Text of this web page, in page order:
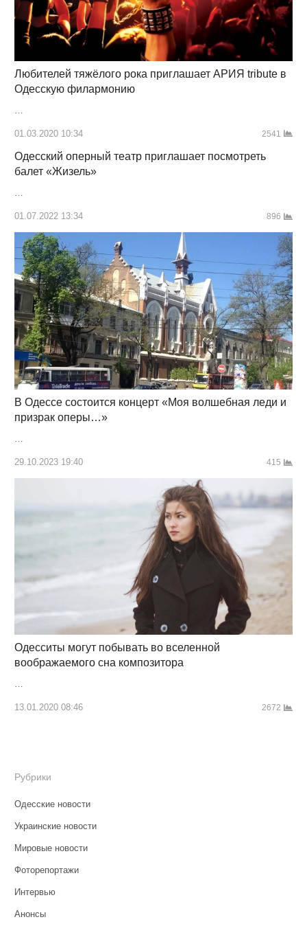
Любителей тяжёлого рока приглашает АРИЯ tribute в
Одесскую филармонию
01.03.2020 10:34 2541
Одесский оперный театр приглашает посмотреть
балет «Жизель»
…
01.07.2022 13:34 896
В Одессе состоится концерт «Моя волшебная леди и
призрак оперы…»
…
29.10.2023 19:40 415
Одесситы могут побывать во вселенной
воображаемого сна композитора
…
13.01.2020 08:46 2672
Рубрики
Одесские новости
Украинские новости
Мировые новости
Фоторепортажи
Интервью
Анонсы